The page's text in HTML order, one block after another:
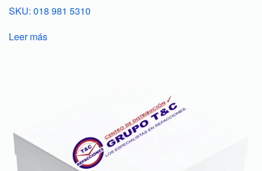
SKU: 018 981 5310
Leer más